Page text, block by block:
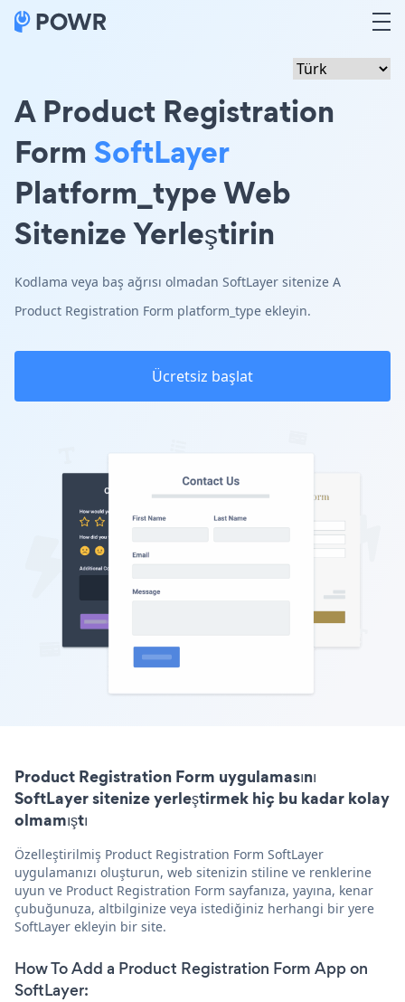
A Product Registration
Form SoftLayer
Platform_type Web
Sitenize Yerleştirin
Kodlama veya baş ağrısı olmadan SoftLayer sitenize A
Product Registration Form platform_type ekleyin.
Ücretsiz başlat
Product Registration Form uygulamasını
SoftLayer sitenize yerleştirmek hiç bu kadar kolay
olmamıştı
Özelleştirilmiş Product Registration Form SoftLayer
uygulamanızı oluşturun, web sitenizin stiline ve renklerine
uyun ve Product Registration Form sayfanıza, yayına, kenar
çubuğunuza, altbilginize veya istediğiniz herhangi bir yere
SoftLayer ekleyin bir site.
How To Add a Product Registration Form App on
SoftLayer: